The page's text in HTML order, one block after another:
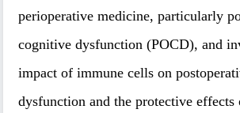
perioperative medicine, particularly
cognitive dysfunction (POCD), and
impact of immune cells on
dysfunction and the protective effects